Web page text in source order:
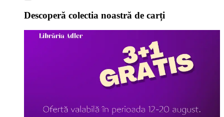
Descoperă colectia noastră de carți